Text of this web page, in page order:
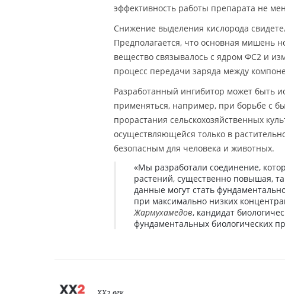
эффективность работы препарата не
Снижение выделения кислорода
Предполагается, что основная мишень
вещество связывалось с ядром ФС2 и
процесс передачи заряда между
Разработанный ингибитор может быть
применяться, например, при борьбе с
прорастания сельскохозяйственных
осуществляющейся только в
безопасным для человека и животных.
«Мы разработали соединение,
растений, существенно повышая,
данные могут стать
при максимально низких
Жармухамедов, кандидат
фундаментальных биологических